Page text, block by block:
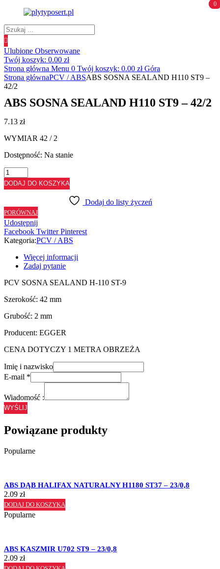
Wyszukiwanie
produktów
0
Ulubione Obserwowane
0
Twój koszyk: 0.00 zł
Strona główna Menu 0 Twój koszyk: 0.00 zł Góra
Strona głównaPCV / ABSABS SOSNA SEALAND H110 ST9 –
42/2
ABS SOSNA SEALAND H110 ST9 – 42/2
7.13 zł
WYMIAR 42 / 2
Dostępność: Na stanie
ilość
ABS
SOSNA
H110
ST9
-
42/2
DODAJ DO KOSZYKA
Dodaj do listy życzeń
PORÓWNAJ
Udostępnij
Facebook Twitter Pinterest
Kategoria:PCV / ABS
Więcej informacji
Zadaj pytanie
PCV SOSNA SEALAND H-110 ST-9
Szerokość: 42 mm
Grubość: 2 mm
Producent: EGGER
CENA DOTYCZY 1 METRA OBRZEŻA
Imię i nazwisko
E-mail *
Wiadomość :
WYŚLIJ
Powiązane produkty
Popularne
ABS DĄB HALIFAX NATURALNY H1180 ST37 – 23/0,8
2.09 zł
DODAJ DO KOSZYKA
Popularne
ABS KASZMIR U702 ST9 – 23/0,8
2.09 zł